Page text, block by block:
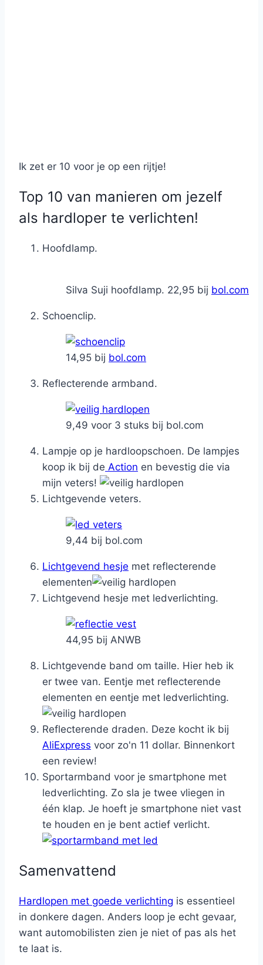
Ik zet er 10 voor je op een rijtje!
Top 10 van manieren om jezelf
als hardloper te verlichten!
Hoofdlamp.
Silva Suji hoofdlamp. 22,95 bij bol.com
Schoenclip.
14,95 bij bol.com
Reflecterende armband.
9,49 voor 3 stuks bij bol.com
Lampje op je hardloopschoen. De lampjes
koop ik bij de Action en bevestig die via
mijn veters!
Lichtgevende veters.
9,44 bij bol.com
Lichtgevend hesje met reflecterende
elementen
Lichtgevend hesje met ledverlichting.
44,95 bij ANWB
Lichtgevende band om taille. Hier heb ik
er twee van. Eentje met reflecterende
elementen en eentje met ledverlichting.
Reflecterende draden. Deze kocht ik bij
AliExpress voor zo'n 11 dollar. Binnenkort
een review!
Sportarmband voor je smartphone met
ledverlichting. Zo sla je twee vliegen in
één klap. Je hoeft je smartphone niet vast
te houden en je bent actief verlicht.
Samenvattend
Hardlopen met goede verlichting is essentieel
in donkere dagen. Anders loop je echt gevaar,
want automobilisten zien je niet of pas als het
te laat is.